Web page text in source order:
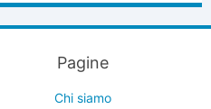
Pagine
Chi siamo